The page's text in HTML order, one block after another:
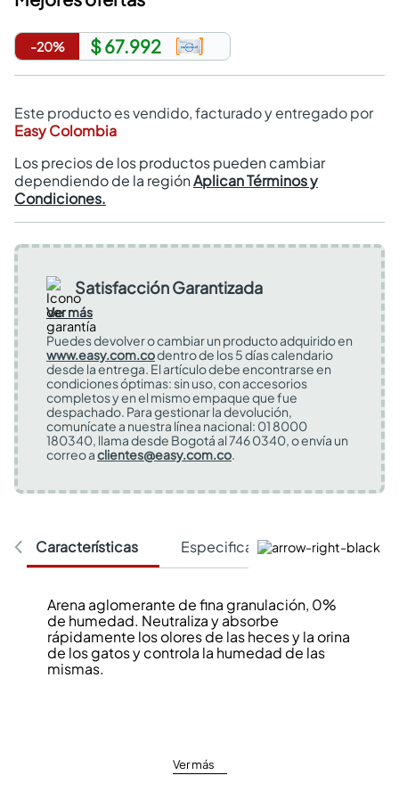
-20% $ 67.992
Este producto es vendido, facturado y entregado por
Easy Colombia
Los precios de los productos pueden cambiar
dependiendo de la regiónAplican Términos y
Condiciones.
Satisfacción Garantizada
Ver más
Puedes devolver o cambiar un producto adquirido en
www.easy.com.codentro de los 5 días calendario
desde la entrega. El artículo debe encontrarse en
condiciones óptimas: sin uso, con accesorios
completos y en el mismo empaque que fue
despachado. Para gestionar la devolución,
comunícate a nuestra línea nacional: 01 8000
180340, llama desde Bogotá al 746 0340, o envía un
correo aclientes@easy.com.co.
Características Especificaciones Técnicas
Arena aglomerante de fina granulación, 0%
de humedad. Neutraliza y absorbe
rápidamente los olores de las heces y la orina
de los gatos y controla la humedad de las
mismas.
Ver más